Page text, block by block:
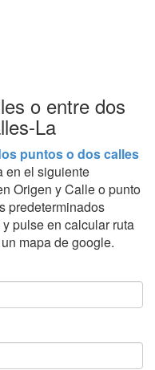
o entre dos
La
puntos o dos calles
en el siguiente
Origen y Calle o punto
predeterminados
pulse en calcular ruta
mapa de google.